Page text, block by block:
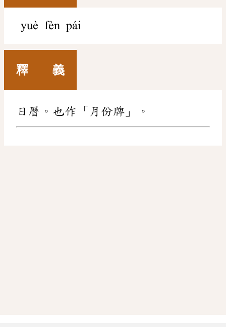
yuè fèn pái
釋 義
日曆。也作「月份牌」。